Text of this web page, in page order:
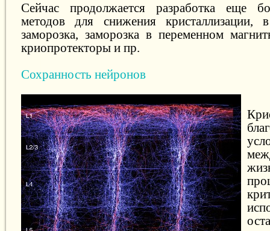
Сейчас продолжается разработка еще
методов для снижения кристаллизации,
заморозка, заморозка в переменном
криопротекторы и пр.
Сохранность нейронов